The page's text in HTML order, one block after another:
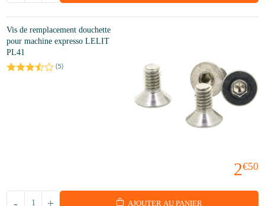
Vis de remplacement douchette
pour machine expresso LELIT
PL41
(5)
2€50
+
- AJOUTER AU PANIER